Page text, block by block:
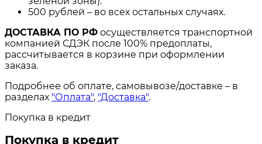
500 рублей – во всех остальных случаях.
ДОСТАВКА ПО РФ осуществляется транспортной
компанией СДЭК после 100% предоплаты,
рассчитывается в корзине при оформлении
заказа.
Подробнее об оплате, самовывозе/доставке – в
разделах "Оплата", "Доставка".
Покупка в кредит
Покупка в кредит